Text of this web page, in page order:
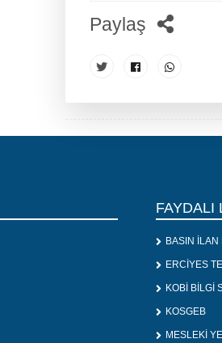
Paylaş
FAYDALI
BASIN
ERCİYES
KOBİ BİLGİ
KOSGEB
MESLEKİ